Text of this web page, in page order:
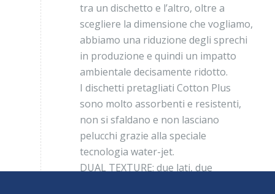
tra un dischetto e l’altro, oltre a
scegliere la dimensione che vogliamo,
abbiamo una riduzione degli sprechi
in produzione e quindi un impatto
ambientale decisamente ridotto.
I dischetti pretagliati Cotton Plus
sono molto assorbenti e resistenti,
non si sfaldano e non lasciano
pelucchi grazie alla speciale
tecnologia water-jet.
DUAL TEXTURE: due lati, due